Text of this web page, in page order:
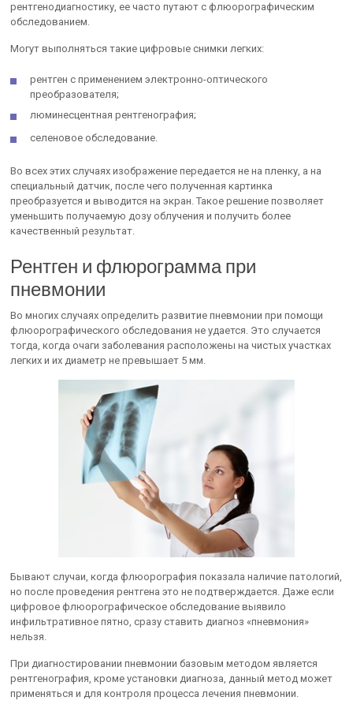
рентгенодиагностику, ее часто путают с флюорографическим
обследованием.
Могут выполняться такие цифровые снимки легких:
рентген с применением электронно-оптического
преобразователя;
люминесцентная рентгенография;
селеновое обследование.
Во всех этих случаях изображение передается не на пленку, а на
специальный датчик, после чего полученная картинка
преобразуется и выводится на экран. Такое решение позволяет
уменьшить получаемую дозу облучения и получить более
качественный результат.
Рентген и флюрограмма при
пневмонии
Во многих случаях определить развитие пневмонии при помощи
флюорографического обследования не удается. Это случается
тогда, когда очаги заболевания расположены на чистых участках
легких и их диаметр не превышает 5 мм.
Бывают случаи, когда флюорография показала наличие патологий,
но после проведения рентгена это не подтверждается. Даже если
цифровое флюорографическое обследование выявило
инфильтративное пятно, сразу ставить диагноз «пневмония»
нельзя.
При диагностировании пневмонии базовым методом является
рентгенография, кроме установки диагноза, данный метод может
применяться и для контроля процесса лечения пневмонии.